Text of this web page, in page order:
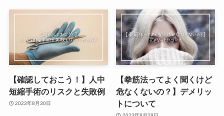
【確認しておこう！】人中
短縮手術のリスクと失敗例
2023年8月30日
【拳筋法ってよく聞くけど
危なくないの？】デメリッ
トについて